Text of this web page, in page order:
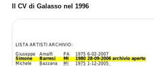
Il CV di Galasso nel 1996